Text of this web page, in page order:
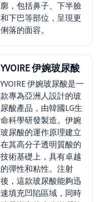
廓，包括鼻子、下半臉
和下巴等部位，呈現更
俐落的面容。
YVOIRE 伊婉玻尿酸
YVOIRE 伊婉玻尿酸是一
款專為亞洲人設計的玻
尿酸產品，由韓國LG生
命科學研發製造。伊婉
玻尿酸的運作原理建立
在其高分子透明質酸的
技術基礎上，具有卓越
的彈性和粘性。注射
後，這款玻尿酸能夠迅
速填充凹陷區域，同時